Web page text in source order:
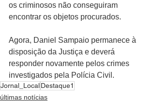
os criminosos não conseguiram
encontrar os objetos procurados.
Agora, Daniel Sampaio permanece à
disposição da Justiça e deverá
responder novamente pelos crimes
investigados pela Polícia Civil.
Jornal_LocalDestaque1
últimas notícias